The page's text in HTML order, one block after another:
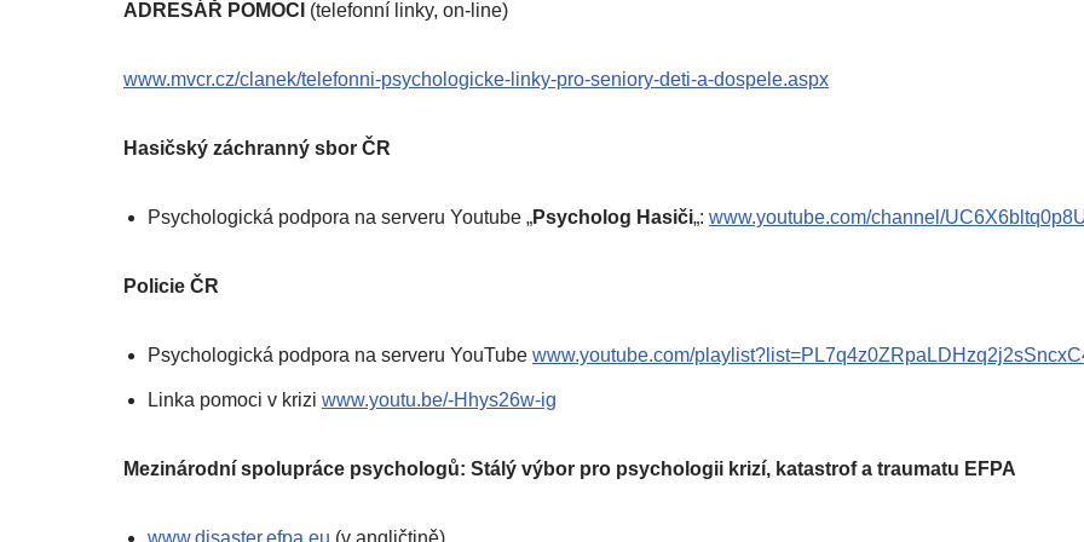
ADRESÁŘ POMOCI (telefonní linky, on-line)
www.mvcr.cz/clanek/telefonni-psychologicke-linky-pro-seniory-deti-a-dospele.aspx
Hasičský záchranný sbor ČR
Psychologická podpora na serveru Youtube „Psycholog Hasiči„: www.youtube.com/channel/
Policie ČR
Psychologická podpora na serveru YouTube www.youtube.com/
Linka pomoci v krizi www.youtu.be/-Hhys26w-ig
Mezinárodní spolupráce psychologů: Stálý výbor pro psychologii krizí, katastrof a traumatu EFPA
www.disaster.efpa.eu (v angličtině)